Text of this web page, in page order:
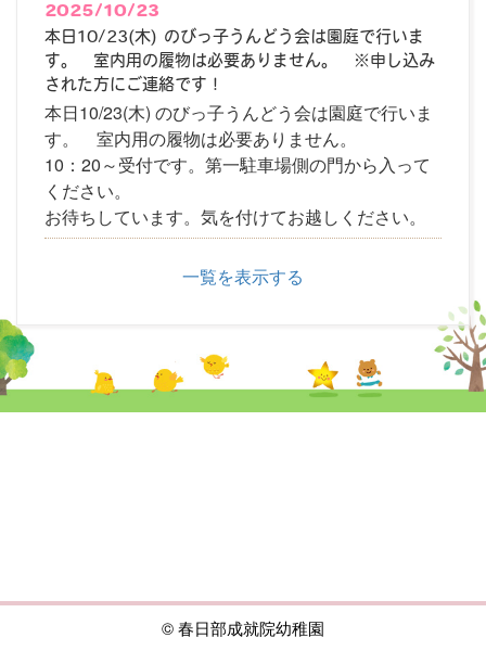
2025/10/23
本日10/23(木) のびっ子うんどう会は園庭で行いま
す。 室内用の履物は必要ありません。 ※申し込み
された方にご連絡です！
本日10/23(木) のびっ子うんどう会は園庭で行いま
す。 室内用の履物は必要ありません。
10：20～受付です。第一駐車場側の門から入って
ください。
お待ちしています。気を付けてお越しください。
一覧を表示する
© 春日部成就院幼稚園